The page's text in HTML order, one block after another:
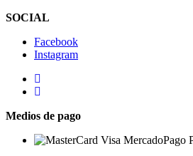
SOCIAL
Facebook
Instagram
Medios de pago